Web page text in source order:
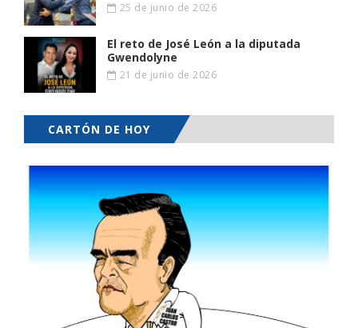
25 de junio de 2026
El reto de José León a la diputada
Gwendolyne
21 de junio de 2026
CARTÓN DE HOY